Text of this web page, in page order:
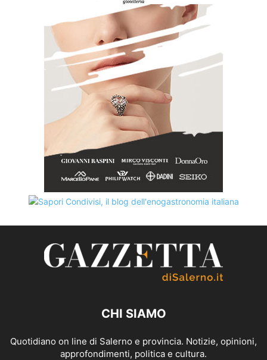
CHI SIAMO
Quotidiano on line di Salerno e provincia. Notizie, opinioni,
approfondimenti, politica e cultura.